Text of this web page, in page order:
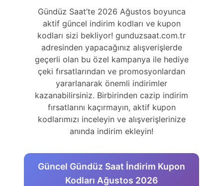
Gündüz Saat’te 2026 Ağustos boyunca
aktif güncel indirim kodları ve kupon
kodları sizi bekliyor! gunduzsaat.com.tr
adresinden yapacağınız alışverişlerde
geçerli olan bu özel kampanya ile hediye
çeki fırsatlarından ve promosyonlardan
yararlanarak önemli indirimler
kazanabilirsiniz. Birbirinden cazip indirim
fırsatlarını kaçırmayın, aktif kupon
kodlarımızı inceleyin ve alışverişlerinize
anında indirim ekleyin!
Güncel Gündüz Saat İndirim Kupon
Kodları Ağustos 2026